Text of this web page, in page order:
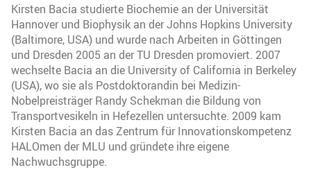
Kirsten Bacia studierte Biochemie an der Universität
Hannover und Biophysik an der Johns Hopkins University
(Baltimore, USA) und wurde nach Arbeiten in Göttingen
und Dresden 2005 an der TU Dresden promoviert. 2007
wechselte Bacia an die University of California in Berkeley
(USA), wo sie als Postdoktorandin bei Medizin-
Nobelpreisträger Randy Schekman die Bildung von
Transportvesikeln in Hefezellen untersuchte. 2009 kam
Kirsten Bacia an das Zentrum für Innovationskompetenz
HALOmen der MLU und gründete ihre eigene
Nachwuchsgruppe.